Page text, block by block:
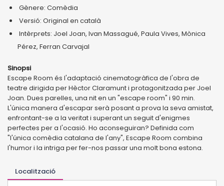
Gènere: Comèdia
Versió: Original en català
Intèrprets: Joel Joan, Ivan Massagué, Paula Vives, Mònica
Pérez, Ferran Carvajal
Sinopsi
Escape Room és l'adaptació cinematogràfica de l'obra de
teatre dirigida per Hèctor Claramunt i protagonitzada per Joel
Joan. Dues parelles, una nit en un "escape room" i 90 min.
L'única manera d'escapar serà posant a prova la seva amistat,
enfrontant-se a la veritat i superant un seguit d'enigmes
perfectes per a l'ocasió. Ho aconseguiran? Definida com
"l'única comèdia catalana de l'any", Escape Room combina
l'humor i la intriga per fer-nos passar una molt bona estona.
Localització